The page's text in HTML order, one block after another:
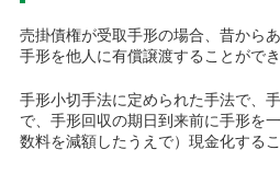
売掛債権が受取手形の場合、昔から
手形を他人に有償譲渡することができ
手形小切手法に定められた手法で、
で、手形回収の期日到来前に手形を
数料を減額したうえで）現金化するこ